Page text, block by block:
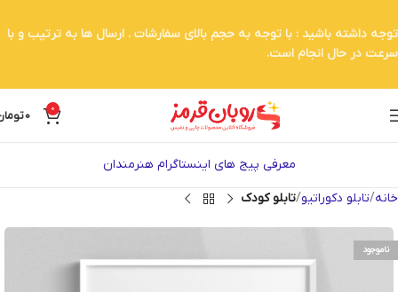
0
0
معرفی پیج های اینستاگرام هنرمندان
خانه تابلو دکوراتیو تابلو کودک
ناموجود
توجه داشته باشید : با توجه به حجم بالای سفارشات . ارسال ها به ترتیب و با
سرعت در حال انجام است.